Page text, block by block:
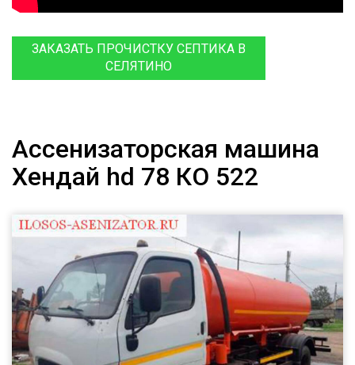
ЗАКАЗАТЬ ПРОЧИСТКУ СЕПТИКА В
СЕЛЯТИНО
Ассенизаторская машина
Хендай hd 78 КО 522